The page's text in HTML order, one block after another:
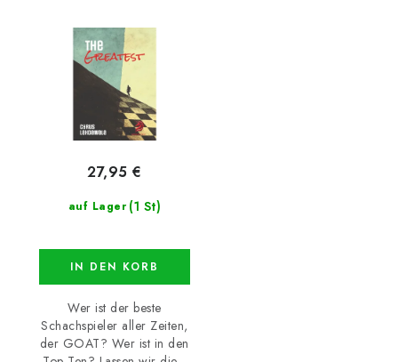
auf Lager (1 St)
27,95 €
IN DEN KORB
Wer ist der beste
Schachspieler aller Zeiten,
der GOAT? Wer ist in den